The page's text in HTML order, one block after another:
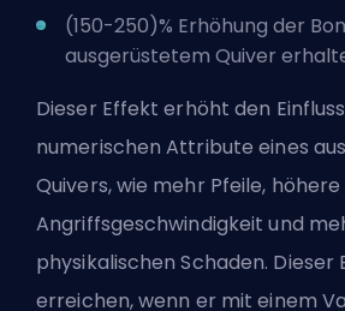
(150-250)% Erhöhung der
ausgerüstetem Quiver
Dieser Effekt erhöht den
numerischen Attribute eines
Quivers, wie mehr Pfeile, höhere
Angriffsgeschwindigkeit und
physikalischen Schaden. Dieser
erreichen, wenn er mit einem